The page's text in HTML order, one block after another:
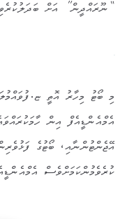
“ނޫރައްދީން” އަށް
އެމްއެންޑީއެފް އިން
އޭޖެންޓުންނާއި، ބޯޓުގެ
ކުރެވެމުންކަމަށްވެސް